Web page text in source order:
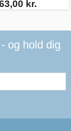
kr.
og hold dig